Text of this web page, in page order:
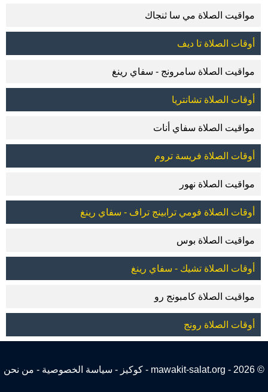
مواقيت الصلاة مي سا ثنجاك
أوقات الصلاة تا ديف
مواقيت الصلاة سامرونج - سفاي رينغ
أوقات الصلاة تشانتريا
مواقيت الصلاة سفاي أنات
أوقات الصلاة فريسة تروم
مواقيت الصلاة نهور
أوقات الصلاة فومي ترابينج تراف - سفاي رينغ
مواقيت الصلاة بوس
أوقات الصلاة تشيك - سفاي رينغ
مواقيت الصلاة كامبونج رو
أوقات الصلاة رونج
© 2026 - mawakit-salat.org - كوكيز - سياسة الخصوصية - من نحن